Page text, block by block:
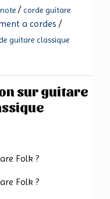
/corde guitare
a cordes /
guitare classique
sur guitare
Folk ?
Folk ?